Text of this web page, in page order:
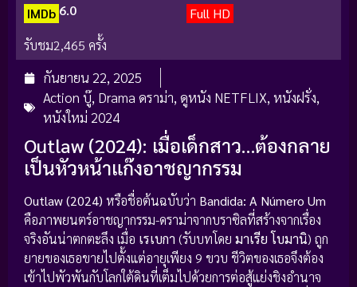
IMDb 6.0
Full HD
รับชม2,465 ครั้ง
กันยายน 22, 2025
Action บู๊, Drama ดราม่า, ดูหนัง NETFLIX, หนังฝรั่ง,
หนังใหม่ 2024
Outlaw (2024): เมื่อเด็กสาว…ต้องกลาย
เป็นหัวหน้าแก๊งอาชญากรรม
Outlaw (2024) หรือชื่อต้นฉบับว่า Bandida: A Número Um
คือภาพยนตร์อาชญากรรม-ดราม่าจากบราซิลที่สร้างจากเรื่อง
จริงอันน่าตกตะลึง เมื่อ เรเบกา (รับบทโดย มาเรีย โบมานิ) ถูก
ยายของเธอขายไปตั้งแต่อายุเพียง 9 ขวบ ชีวิตของเธอจึงต้อง
เข้าไปพัวพันกับโลกใต้ดินที่เต็มไปด้วยการต่อสู้แย่งชิงอำนาจ